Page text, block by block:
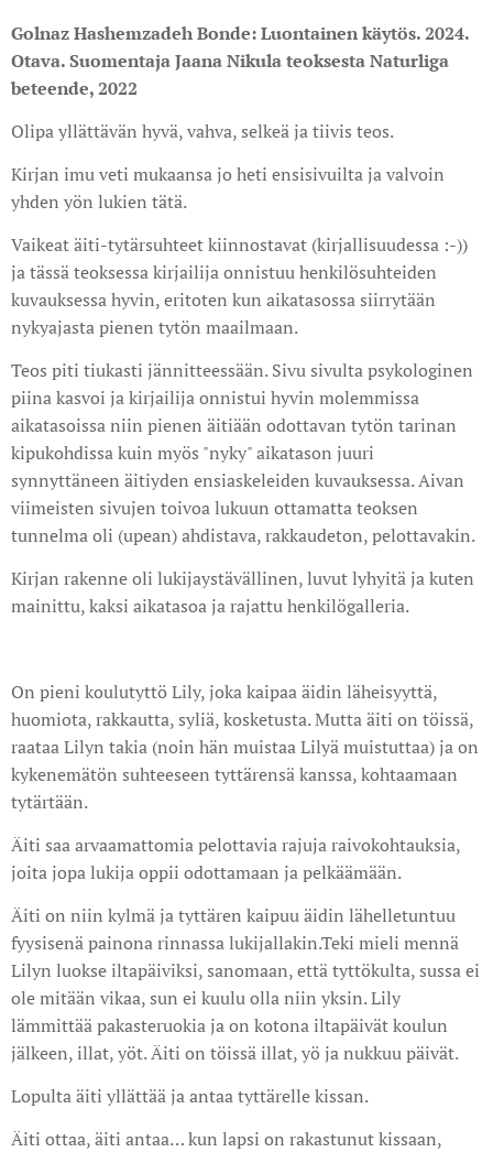
Golnaz Hashemzadeh Bonde: Luontainen käytös. 2024.
Otava. Suomentaja Jaana Nikula teoksesta Naturliga
beteende, 2022
Olipa yllättävän hyvä, vahva, selkeä ja tiivis teos.
Kirjan imu veti mukaansa jo heti ensisivuilta ja valvoin
yhden yön lukien tätä.
Vaikeat äiti-tytärsuhteet kiinnostavat (kirjallisuudessa :-))
ja tässä teoksessa kirjailija onnistuu henkilösuhteiden
kuvauksessa hyvin, eritoten kun aikatasossa siirrytään
nykyajasta pienen tytön maailmaan.
Teos piti tiukasti jännitteessään. Sivu sivulta psykologinen
piina kasvoi ja kirjailija onnistui hyvin molemmissa
aikatasoissa niin pienen äitiään odottavan tytön tarinan
kipukohdissa kuin myös "nyky" aikatason juuri
synnyttäneen äitiyden ensiaskeleiden kuvauksessa. Aivan
viimeisten sivujen toivoa lukuun ottamatta teoksen
tunnelma oli (upean) ahdistava, rakkaudeton, pelottavakin.
Kirjan rakenne oli lukijaystävällinen, luvut lyhyitä ja kuten
mainittu, kaksi aikatasoa ja rajattu henkilögalleria.
On pieni koulutyttö Lily, joka kaipaa äidin läheisyyttä,
huomiota, rakkautta, syliä, kosketusta. Mutta äiti on töissä,
raataa Lilyn takia (noin hän muistaa Lilyä muistuttaa) ja on
kykenemätön suhteeseen tyttärensä kanssa, kohtaamaan
tytärtään.
Äiti saa arvaamattomia pelottavia rajuja raivokohtauksia,
joita jopa lukija oppii odottamaan ja pelkäämään.
Äiti on niin kylmä ja tyttären kaipuu äidin lähelletuntuu
fyysisenä painona rinnassa lukijallakin.Teki mieli mennä
Lilyn luokse iltapäiviksi, sanomaan, että tyttökulta, sussa ei
ole mitään vikaa, sun ei kuulu olla niin yksin. Lily
lämmittää pakasteruokia ja on kotona iltapäivät koulun
jälkeen, illat, yöt. Äiti on töissä illat, yö ja nukkuu päivät.
Lopulta äiti yllättää ja antaa tyttärelle kissan.
Äiti ottaa, äiti antaa… kun lapsi on rakastunut kissaan,